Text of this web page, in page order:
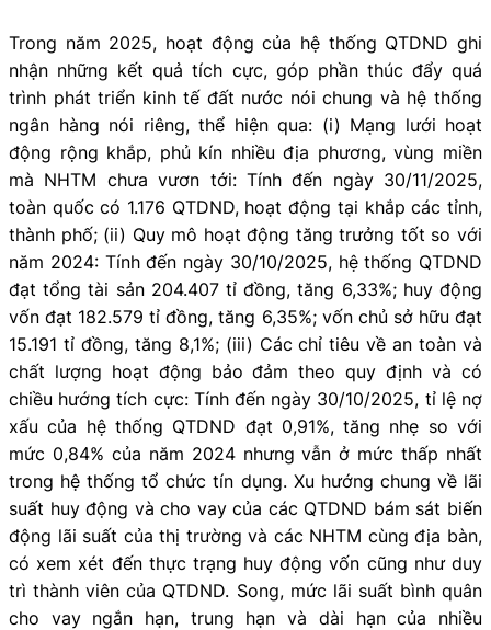
Trong năm 2025, hoạt động của hệ thống QTDND ghi
nhận những kết quả tích cực, góp phần thúc đẩy quá
trình phát triển kinh tế đất nước nói chung và hệ thống
ngân hàng nói riêng, thể hiện qua: (i) Mạng lưới hoạt
động rộng khắp, phủ kín nhiều địa phương, vùng miền
mà NHTM chưa vươn tới: Tính đến ngày 30/11/2025,
toàn quốc có 1.176 QTDND, hoạt động tại khắp các tỉnh,
thành phố; (ii) Quy mô hoạt động tăng trưởng tốt so với
năm 2024: Tính đến ngày 30/10/2025, hệ thống QTDND
đạt tổng tài sản 204.407 tỉ đồng, tăng 6,33%; huy động
vốn đạt 182.579 tỉ đồng, tăng 6,35%; vốn chủ sở hữu đạt
15.191 tỉ đồng, tăng 8,1%; (iii) Các chỉ tiêu về an toàn và
chất lượng hoạt động bảo đảm theo quy định và có
chiều hướng tích cực: Tính đến ngày 30/10/2025, tỉ lệ nợ
xấu của hệ thống QTDND đạt 0,91%, tăng nhẹ so với
mức 0,84% của năm 2024 nhưng vẫn ở mức thấp nhất
trong hệ thống tổ chức tín dụng. Xu hướng chung về lãi
suất huy động và cho vay của các QTDND bám sát biến
động lãi suất của thị trường và các NHTM cùng địa bàn,
có xem xét đến thực trạng huy động vốn cũng như duy
trì thành viên của QTDND. Song, mức lãi suất bình quân
cho vay ngắn hạn, trung hạn và dài hạn của nhiều